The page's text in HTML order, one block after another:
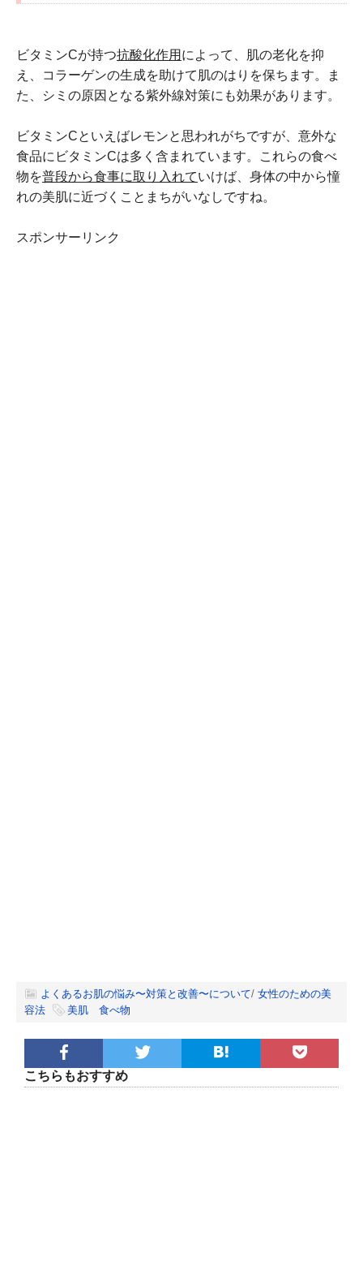
ビタミンCが持つ抗酸化作用 によって、肌の老化を抑
え、コラーゲンの生成を助けて肌のはりを保ちます。ま
た、シミの原因となる紫外線対策にも効果があります。
ビタミンCといえばレモンと思われがちですが、意外な
食品にビタミンCは多く含まれています。これらの食べ
物を普段から食事に取り入れていけば、身体の中から憧
れの美肌に近づくことまちがいなしですね。
スポンサーリンク
よくあるお肌の悩み〜対策と改善〜について/ 女性のための美
容法
美肌 食べ物
こちらもおすすめ